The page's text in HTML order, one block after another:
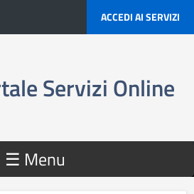
ACCEDI AI SERVIZI
Servizi Online
☰ Menu